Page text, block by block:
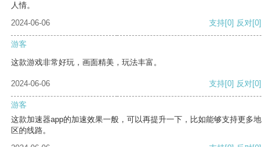
人情。
2024-06-06
支持[0] 反对[0]
游客
这款游戏非常好玩，画面精美，玩法丰富。
2024-06-06 支持[0] 反对[0]
游客
这款加速器app的加速效果一般，可以再提升一下，比如能够支持更多地
区的线路。